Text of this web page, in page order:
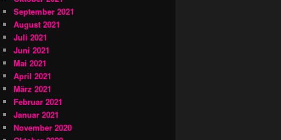
September 2021
August 2021
Juli 2021
Juni 2021
Mai 2021
April 2021
März 2021
Februar 2021
Januar 2021
November 2020